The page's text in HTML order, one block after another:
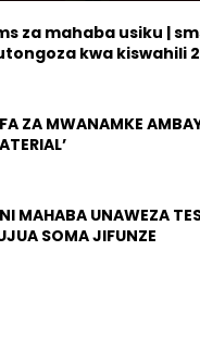
za mahaba usiku |
kwa kiswahili
ZA MWANAMKE
MAHABA UNAWEZA
SOMA JIFUNZE